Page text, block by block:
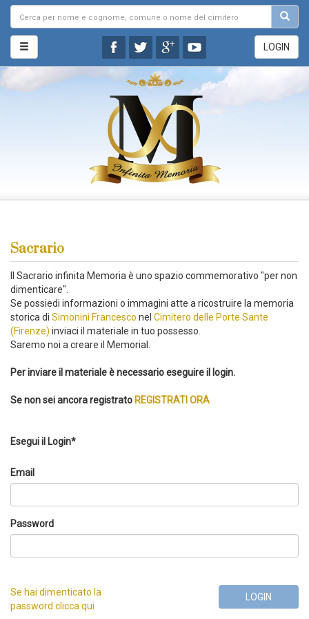
LOGIN
Sacrario
Il Sacrario infinita Memoria è uno spazio commemorativo "per non
dimenticare".
Se possiedi informazioni o immagini atte a ricostruire la memoria
storica di Simonini Francesco nel Cimitero delle Porte Sante
(Firenze) inviaci il materiale in tuo possesso.
Saremo noi a creare il Memorial.
Per inviare il materiale è necessario eseguire il login.
Se non sei ancora registrato REGISTRATI ORA
Esegui il Login*
Email
Password
Se hai dimenticato la
password clicca qui
LOGIN